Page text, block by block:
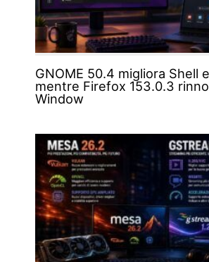
GNOME 50.4 migliora Shell
mentre Firefox 153.0.3
Window